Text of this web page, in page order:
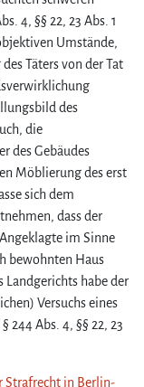
4, §§ 22, 23 Abs. 1
Umstände,
Täters von der Tat
des
die
des Gebäudes
Möblierung des erst
sich dem
dass der
im Sinne
bewohnten Haus
Landgerichts habe der
Versuchs eines
244 Abs. 4, §§ 22, 23
Strafrecht in Berlin-